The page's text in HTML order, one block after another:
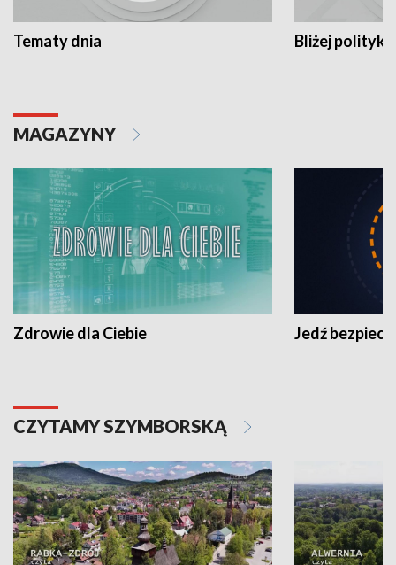
Tematy dnia Bliżej polityki
MAGAZYNY
Zdrowie dla Ciebie Jedź
CZYTAMY SZYMBORSKĄ